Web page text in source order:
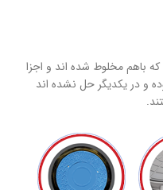
باهم مخلوط شده اند و اجزا
و در یکدیگر حل نشده اند